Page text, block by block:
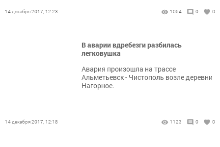
14 декабря 2017, 12:23 1054 0 0
В аварии вдребезги разбилась
легковушка
Авария произошла на трассе
Альметьевск - Чистополь возле деревни
Нагорное.
14 декабря 2017, 12:18 1123 0 0